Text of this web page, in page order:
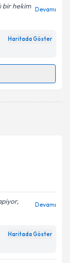
bir hekim Devamı
Haritada Göster
için bir
AydınlatmaDevamı
Haritada Göster